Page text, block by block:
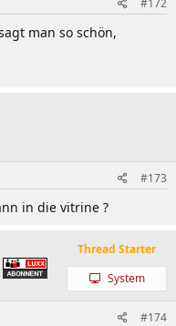
man so schön,
#173
in die vitrine ?
Thread Starter
System
#174